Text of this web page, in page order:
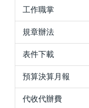
工作職掌
規章辦法
表件下載
預算決算月報
代收代辦費